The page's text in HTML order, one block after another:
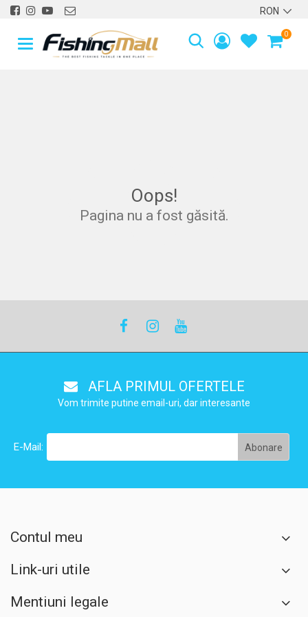
0
404
Oops!
Pagina nu a fost găsită.
AFLA PRIMUL OFERTELE
Vom trimite putine email-uri, dar interesante
E-Mail:
Contul meu
Link-uri utile
Mentiuni legale